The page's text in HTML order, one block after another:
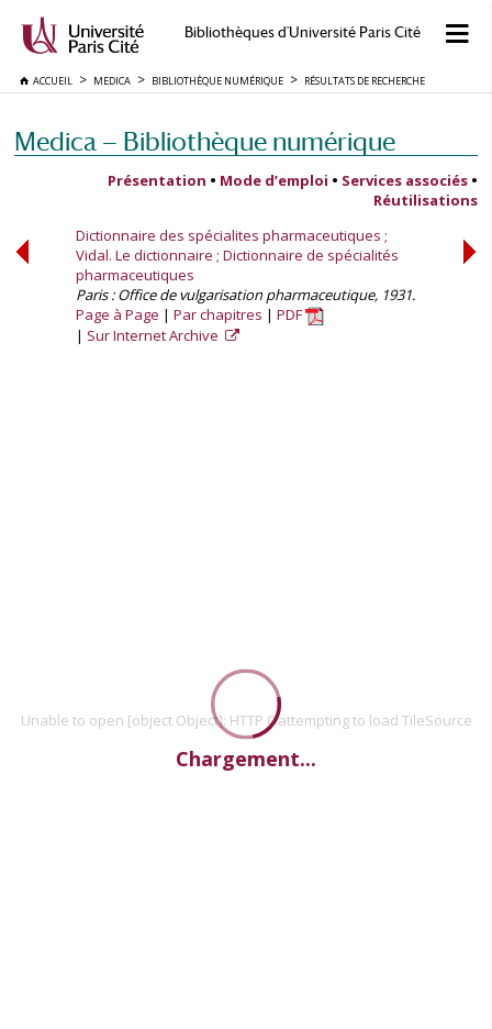
Bibliothèques d'Université Paris Cité
ACCUEIL MEDICA BIBLIOTHÈQUE NUMÉRIQUE RÉSULTATS DE RECHERCHE
Medica — Bibliothèque numérique
Présentation • Mode d’emploi • Services associés •
Réutilisations
Dictionnaire des spécialites pharmaceutiques ;
Vidal. Le dictionnaire ; Dictionnaire de spécialités
pharmaceutiques
Paris : Office de vulgarisation pharmaceutique, 1931.
Page à Page
Par chapitres
PDF
Sur Internet Archive
Unable to open [object Object]: HTTP 0 attempting to load TileSource
Chargement...